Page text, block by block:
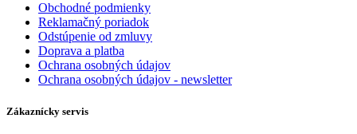
Obchodné podmienky
Reklamačný poriadok
Odstúpenie od zmluvy
Doprava a platba
Ochrana osobných údajov
Ochrana osobných údajov - newsletter
Zákaznícky servis